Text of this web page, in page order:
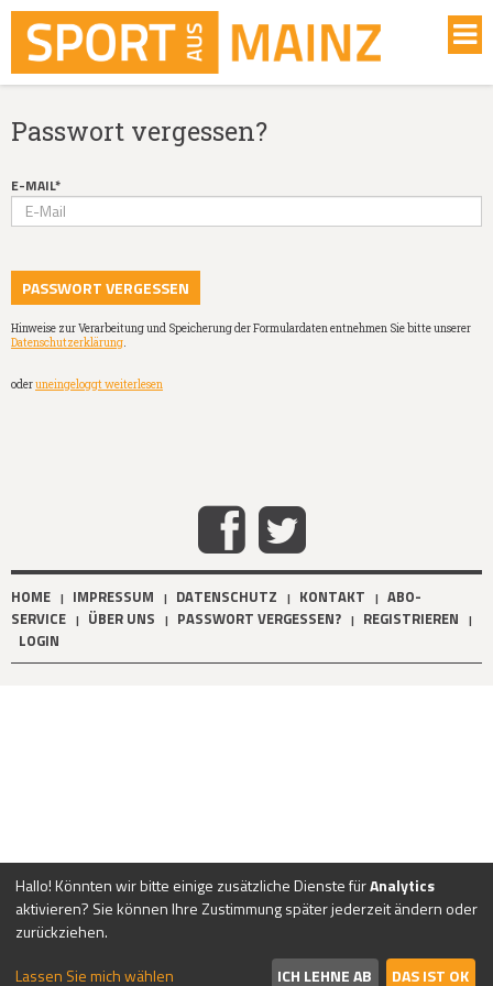
Passwort vergessen?
E-MAIL*
Hinweise zur Verarbeitung und Speicherung der Formulardaten entnehmen Sie bitte unserer
Datenschutzerklärung.
oderuneingeloggt weiterlesen
HOME | IMPRESSUM | DATENSCHUTZ | KONTAKT | ABO-
SERVICE | ÜBER UNS | PASSWORT VERGESSEN? | REGISTRIEREN |
LOGIN
Hallo! Könnten wir bitte einige zusätzliche Dienste fürAnalytics
aktivieren? Sie können Ihre Zustimmung später jederzeit ändern oder
zurückziehen.
Lassen Sie mich wählen
ICH LEHNE AB DAS IST OK